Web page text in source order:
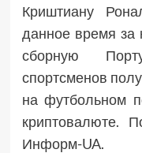
Криштиану
данное время за
сборную
спортсменов
на футбольном
криптовалюте.
Информ-UA.